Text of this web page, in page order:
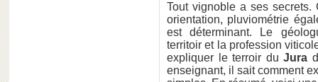
Tout vignoble a ses
orientation, pluviométrie
est déterminant. Le
territoir et la profession
expliquer le terroir duJura
enseignant, il sait comment